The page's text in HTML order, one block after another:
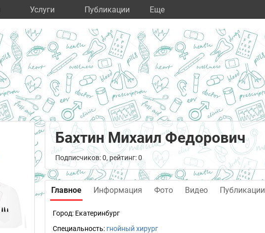
Услуги Публикации Eще
Бахтин Михаил Федорович
Подписчиков: 0, рейтинг: 0
Главное Информация Фото Видео Публикации
Город: Екатеринбург
Специальность: гнойный хирург